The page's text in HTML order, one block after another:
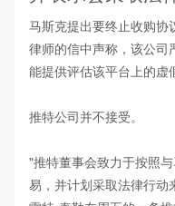
马斯克提出要终止收购协
律师的信中声称，该公司
能提供评估该平台上的虚
推特公司并不接受。
"推特董事会致力于按照
易，并计划采取法律行动